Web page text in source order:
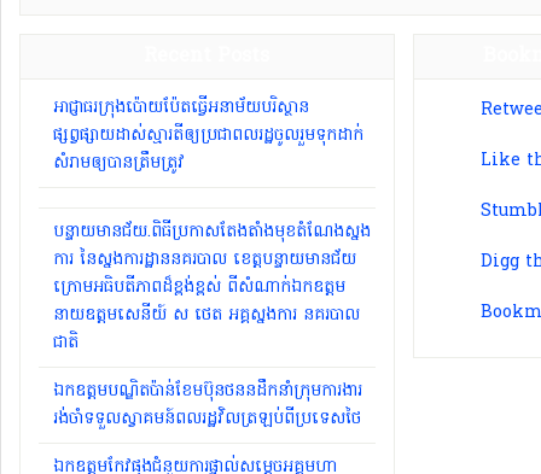
អាជ្ញាធរ​ក្រុង​ប៉ោយប៉ែ​ត​ធ្វើ​អនាម័យ​បរិស្ថាន
ផ្សព្វផ្សាយ​ដាស់​ស្មារតី​ឲ្យ​ប្រជាពលរដ្ឋ​ចូលរួម​ទុកដាក់​
សំរាម​ឲ្យបាន​ត្រឹមត្រូវ​
បន្ទាយមានជ័យ.ពិធីប្រកាសតែងតាំងមុខតំណែងស្នង
ការ នៃស្នងការដ្ឋាននគរបាល ខេត្តបន្ទាយមានជ័យ
ក្រោមអធិបតីភាពដ៏ខ្ពង់ខ្ពស់ ពីសំណាក់ឯកឧត្តម
នាយឧត្តមសេនីយ៍ ស ថេត អគ្គស្នងការ នគរបាល
ជាតិ
ឯកឧត្តមបណ្ឌិតប៉ាន់ខែមប៊ុនថននដឹកនាំក្រុមការងារ
រង់ចាំទទួលស្វាគមន៍ពលរដ្ឋវិលត្រឡប់ពីប្រទេសថៃ
ឯកឧត្តមកែវផុងជំនួយការផ្ទាល់សម្ដេចអគ្គមហា
Like
Digg